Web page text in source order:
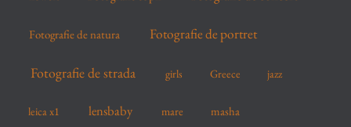
Fotografie de natura Fotografie de portret
Fotografie de strada girls Greece jazz
leica x1 lensbaby mare masha